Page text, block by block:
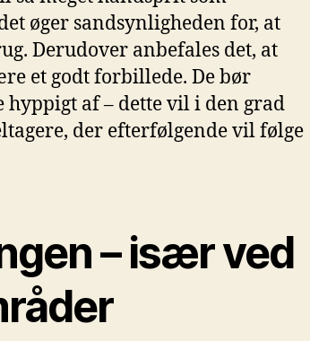
øger sandsynligheden for, at
Derudover anbefales det, at
et godt forbillede. De bør
af – dette vil i den grad
der efterfølgende vil følge
– især ved